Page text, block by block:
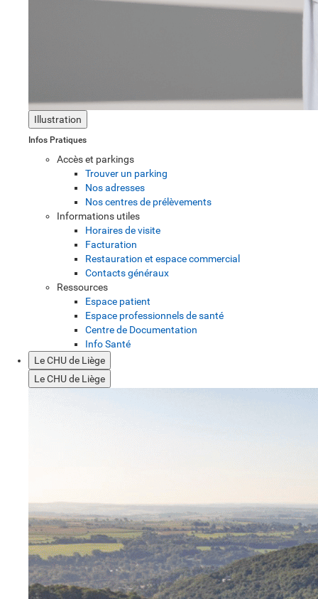
Illustration
Infos Pratiques
Accès et parkings
Trouver un parking
Nos adresses
Nos centres de prélèvements
Informations utiles
Horaires de visite
Facturation
Restauration et espace commercial
Contacts généraux
Ressources
Espace patient
Espace professionnels de santé
Centre de Documentation
Info Santé
Le CHU de Liège
Le CHU de Liège